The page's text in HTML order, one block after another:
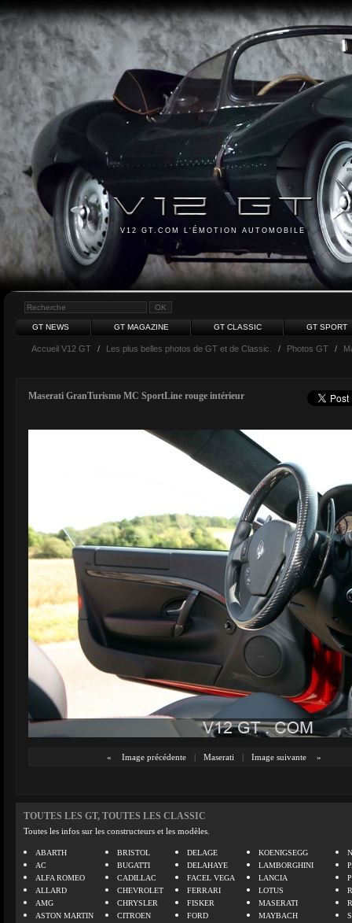
V12 GT.COM L'ÉMOTION AUTOMOBILE
GT NEWS GT MAGAZINE GT CLASSIC GT SPORT
Accueil V12 GT / Les plus belles photos de GT et de Classic. / Photos GT /
Maserati GranTurismo MC SportLine rouge intérieur
« Image précédente | Maserati | Image suivante »
TOUTES LES GT, TOUTES LES CLASSIC
Toutes les infos sur les constructeurs et les modèles.
ABARTH
AC
ALFA ROMEO
ALLARD
AMG
ASTON MARTIN
BRISTOL
BUGATTI
CADILLAC
CHEVROLET
CHRYSLER
CITROEN
DELAGE
DELAHAYE
FACEL VEGA
FERRARI
FISKER
FORD
KOENIGSEGG
LAMBORGHINI
LANCIA
LOTUS
MASERATI
MAYBACH